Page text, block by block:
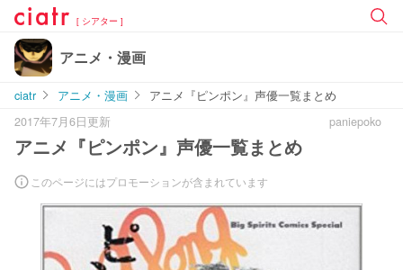
[ シアター ]
アニメ・漫画
ciatr アニメ・漫画
アニメ『ピンポン』声優一覧まとめ
2017年7月6日更新
paniepoko
アニメ『ピンポン』声優一覧まとめ
このページにはプロモーションが含まれています